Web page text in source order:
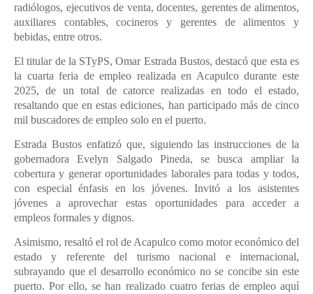
radiólogos, ejecutivos de venta, docentes, gerentes de alimentos,
auxiliares contables, cocineros y gerentes de alimentos y
bebidas, entre otros.
El titular de la STyPS, Omar Estrada Bustos, destacó que esta es
la cuarta feria de empleo realizada en Acapulco durante este
2025, de un total de catorce realizadas en todo el estado,
resaltando que en estas ediciones, han participado más de cinco
mil buscadores de empleo solo en el puerto.
Estrada Bustos enfatizó que, siguiendo las instrucciones de la
gobernadora Evelyn Salgado Pineda, se busca ampliar la
cobertura y generar oportunidades laborales para todas y todos,
con especial énfasis en los jóvenes. Invitó a los asistentes
jóvenes a aprovechar estas oportunidades para acceder a
empleos formales y dignos.
Asimismo, resaltó el rol de Acapulco como motor económico del
estado y referente del turismo nacional e internacional,
subrayando que el desarrollo económico no se concibe sin este
puerto. Por ello, se han realizado cuatro ferias de empleo aquí